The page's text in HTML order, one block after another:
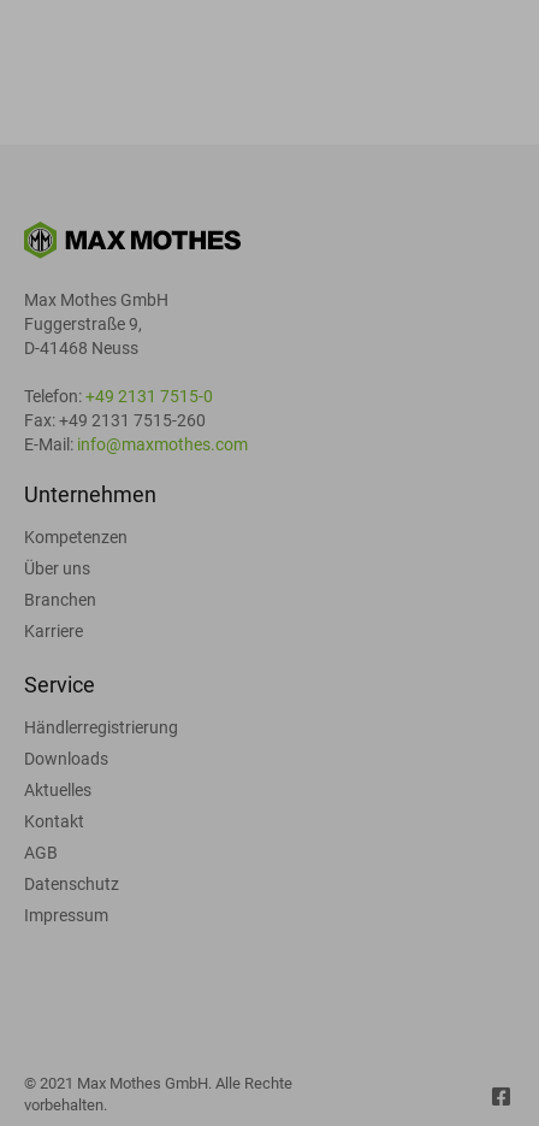
Max Mothes GmbH
Fuggerstraße 9,
D-41468 Neuss
Telefon:+49 2131 7515-0
Fax: +49 2131 7515-260
E-Mail: info@maxmothes.com
Unternehmen
Kompetenzen
Über uns
Branchen
Karriere
Service
Händlerregistrierung
Downloads
Aktuelles
Kontakt
AGB
Datenschutz
Impressum
© 2021 Max Mothes GmbH. Alle Rechte
vorbehalten.